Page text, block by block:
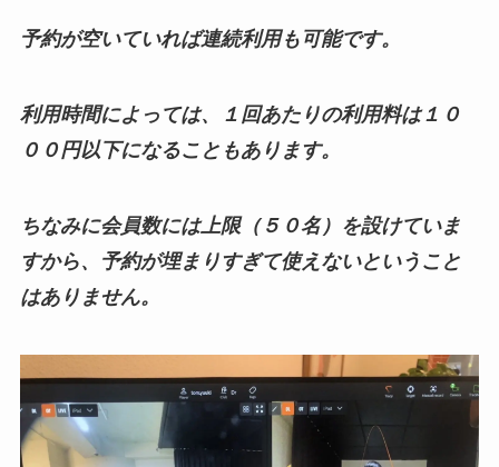
予約が空いていれば連続利用も可能です。
利用時間によっては、１回あたりの利用料は１０
００円以下になることもあります。
ちなみに会員数には上限（５０名）を設けていま
すから、予約が埋まりすぎて使えないということ
はありません。